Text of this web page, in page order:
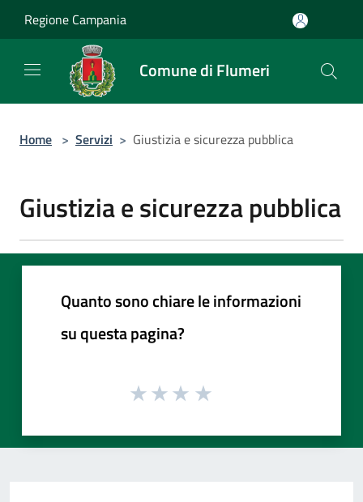
Regione Campania
Comune di Flumeri
Home > Servizi > Giustizia e sicurezza pubblica
Giustizia e sicurezza pubblica
Quanto sono chiare le informazioni
su questa pagina?